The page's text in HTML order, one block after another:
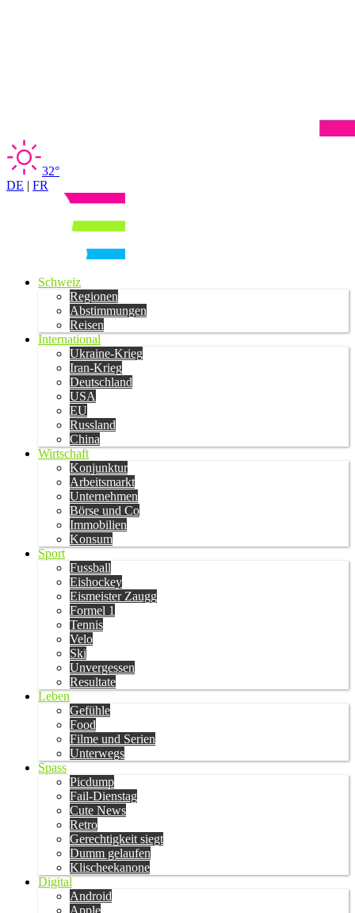
32°
DE | FR
Schweiz
Regionen
Abstimmungen
Reisen
International
Ukraine-Krieg
Iran-Krieg
Deutschland
USA
EU
Russland
China
Wirtschaft
Konjunktur
Arbeitsmarkt
Unternehmen
Börse und Co
Immobilien
Konsum
Sport
Fussball
Eishockey
Eismeister Zaugg
Formel 1
Tennis
Velo
Ski
Unvergessen
Resultate
Leben
Gefühle
Food
Filme und Serien
Unterwegs
Spass
Picdump
Fail-Dienstag
Cute News
Retro
Gerechtigkeit siegt
Dumm gelaufen
Klischeekanone
Digital
Android
Apple